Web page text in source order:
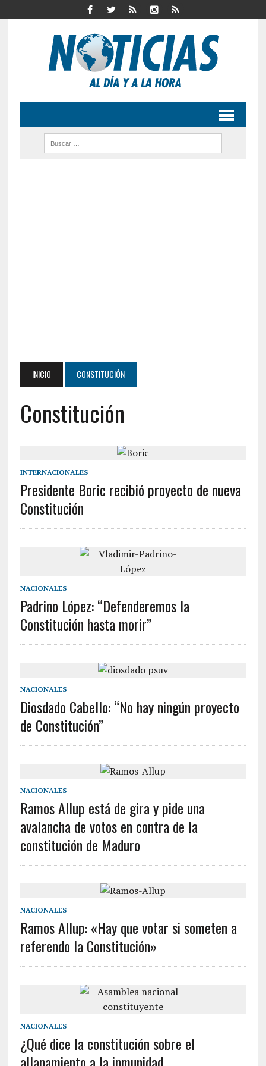
INICIO CONSTITUCIÓN
Constitución
INTERNACIONALES
Presidente Boric recibió proyecto de nueva
Constitución
NACIONALES
Padrino López: “Defenderemos la
Constitución hasta morir”
NACIONALES
Diosdado Cabello: “No hay ningún proyecto
de Constitución”
NACIONALES
Ramos Allup está de gira y pide una
avalancha de votos en contra de la
constitución de Maduro
NACIONALES
Ramos Allup: «Hay que votar si someten a
referendo la Constitución»
NACIONALES
¿Qué dice la constitución sobre el